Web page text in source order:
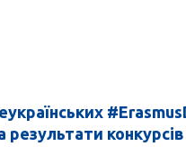
конкурсів